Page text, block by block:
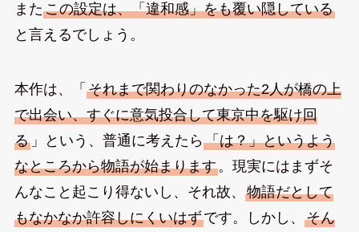
またこの設定は、「違和感」をも覆い隠している
と言えるでしょう。
本作は、「 それまで関わりのなかった2人が橋の上
で出会い、すぐに意気投合して東京中を駆け回
る」という、普通に考えたら「は？」というよう
なところから物語が始まります。現実にはまずそ
んなこと起こり得ないし、それ故、 物語だとして
もなかなか許容しにくいはずです。しかし、 そん